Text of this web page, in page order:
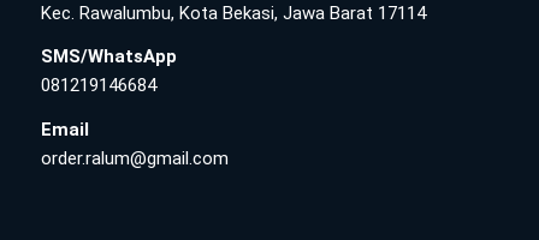
Kec. Rawalumbu, Kota Bekasi, Jawa Barat 17114
SMS/WhatsApp
081219146684
Email
order.ralum@gmail.com